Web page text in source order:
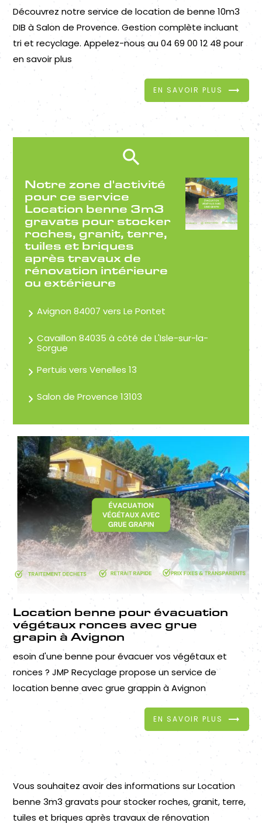
Découvrez notre service de location de benne 10m3
DIB à Salon de Provence. Gestion complète incluant
tri et recyclage. Appelez-nous au 04 69 00 12 48 pour
en savoir plus
EN SAVOIR PLUS
Notre zone d'activité
pour ce service
Location benne 3m3
gravats pour stocker
roches, granit, terre,
tuiles et briques
après travaux de
rénovation intérieure
ou extérieure
Avignon 84007 vers Le Pontet
Cavaillon 84035 à côté de L'Isle-sur-la-
Sorgue
Pertuis vers Venelles 13
Salon de Provence 13103
Location benne pour évacuation
végétaux ronces avec grue
grapin à Avignon
esoin d'une benne pour évacuer vos végétaux et
ronces ? JMP Recyclage propose un service de
location benne avec grue grappin à Avignon
EN SAVOIR PLUS
Vous souhaitez avoir des informations sur Location
benne 3m3 gravats pour stocker roches, granit, terre,
tuiles et briques après travaux de rénovation